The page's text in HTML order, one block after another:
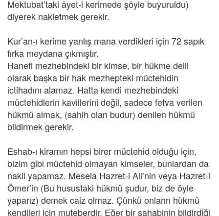
Mektubat’taki âyet-i kerimede şöyle buyuruldu)
diyerek nakletmek gerekir.
Kur’an-ı kerime yanlış mana verdikleri için 72 sapık
fırka meydana çıkmıştır.
Hanefi mezhebindeki bir kimse, bir hükme delil
olarak başka bir hak mezhepteki müctehidin
ictihadını alamaz. Hatta kendi mezhebindeki
müctehidlerin kavillerini değil, sadece fetva verilen
hükmü almak, (sahih olan budur) denilen hükmü
bildirmek gerekir.
Eshab-ı kiramın hepsi birer müctehid olduğu için,
bizim gibi müctehid olmayan kimseler, bunlardan da
nakil yapamaz. Mesela Hazret-i Ali’nin veya Hazret-i
Ömer’in (Bu husustaki hükmü şudur, biz de öyle
yaparız) demek caiz olmaz. Çünkü onların hükmü
kendileri için muteberdir. Eğer bir sahabinin bildirdiği